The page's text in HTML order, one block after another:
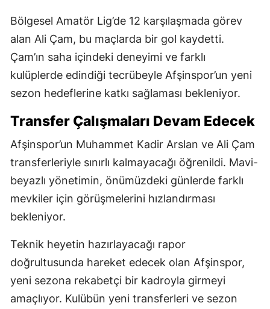
Bölgesel Amatör Lig’de 12 karşılaşmada görev
alan Ali Çam, bu maçlarda bir gol kaydetti.
Çam’ın saha içindeki deneyimi ve farklı
kulüplerde edindiği tecrübeyle Afşinspor’un yeni
sezon hedeflerine katkı sağlaması bekleniyor.
Transfer Çalışmaları Devam Edecek
Afşinspor’un Muhammet Kadir Arslan ve Ali Çam
transferleriyle sınırlı kalmayacağı öğrenildi. Mavi-
beyazlı yönetimin, önümüzdeki günlerde farklı
mevkiler için görüşmelerini hızlandırması
bekleniyor.
Teknik heyetin hazırlayacağı rapor
doğrultusunda hareket edecek olan Afşinspor,
yeni sezona rekabetçi bir kadroyla girmeyi
amaçlıyor. Kulübün yeni transferleri ve sezon